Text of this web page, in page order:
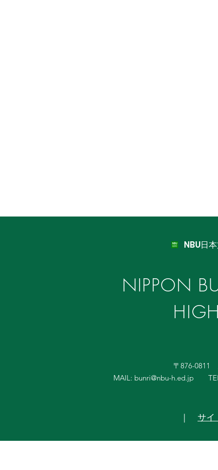
NBU日
NIPPON
〒876-0811
MAIL: bunri@nbu-h.ed.jp
｜ サイ